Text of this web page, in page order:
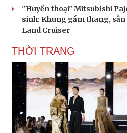
"Huyền thoại" Mitsubishi
sinh: Khung gầm thang, sẵn
Land Cruiser
THỜI TRANG